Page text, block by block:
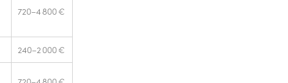
720–4 800 €
240–2 000 €